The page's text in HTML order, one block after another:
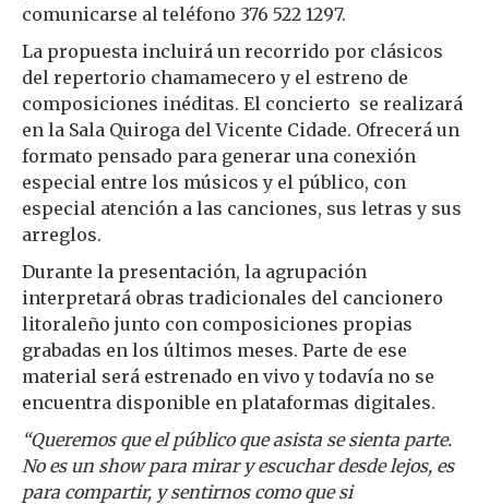
comunicarse al teléfono 376 522 1297.
La propuesta incluirá un recorrido por clásicos
del repertorio chamamecero y el estreno de
composiciones inéditas. El concierto se realizará
en la Sala Quiroga del Vicente Cidade. Ofrecerá un
formato pensado para generar una conexión
especial entre los músicos y el público, con
especial atención a las canciones, sus letras y sus
arreglos.
Durante la presentación, la agrupación
interpretará obras tradicionales del cancionero
litoraleño junto con composiciones propias
grabadas en los últimos meses. Parte de ese
material será estrenado en vivo y todavía no se
encuentra disponible en plataformas digitales.
“Queremos que el público que asista se sienta parte.
No es un show para mirar y escuchar desde lejos, es
para compartir, y sentirnos como que si